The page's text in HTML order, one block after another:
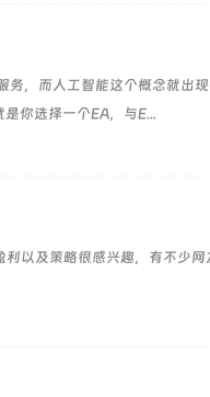
，而人工智能这个概念就出
你选择一个EA，与E...
及策略很感兴趣，有不少网